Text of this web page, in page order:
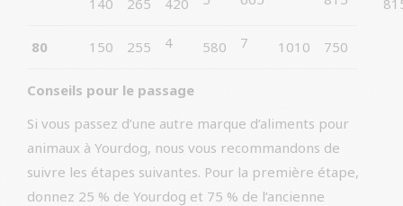
140 265 420
80 150 255 4 580 7 1010 750
Conseils pour le passage
Si vous passez d’une autre marque d’aliments pour
animaux à Yourdog, nous vous recommandons de
suivre les étapes suivantes. Pour la première étape,
donnez 25 % de Yourdog et 75 % de l’ancienne